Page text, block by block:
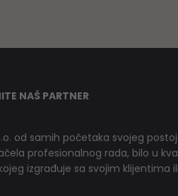
NAŠ PARTNER
od samih početaka svojeg
profesionalnog rada, bilo u
izgrađuje sa svojim klijentima